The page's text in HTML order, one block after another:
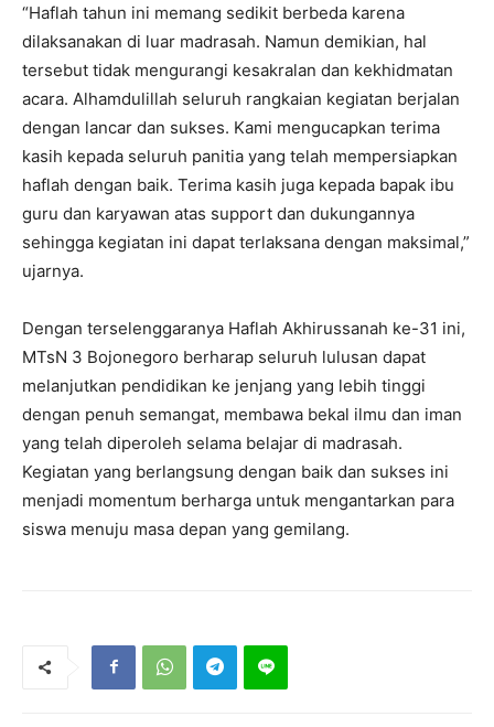
“Haflah tahun ini memang sedikit berbeda karena
dilaksanakan di luar madrasah. Namun demikian, hal
tersebut tidak mengurangi kesakralan dan kekhidmatan
acara. Alhamdulillah seluruh rangkaian kegiatan berjalan
dengan lancar dan sukses. Kami mengucapkan terima
kasih kepada seluruh panitia yang telah mempersiapkan
haflah dengan baik. Terima kasih juga kepada bapak ibu
guru dan karyawan atas support dan dukungannya
sehingga kegiatan ini dapat terlaksana dengan maksimal,”
ujarnya.
Dengan terselenggaranya Haflah Akhirussanah ke-31 ini,
MTsN 3 Bojonegoro berharap seluruh lulusan dapat
melanjutkan pendidikan ke jenjang yang lebih tinggi
dengan penuh semangat, membawa bekal ilmu dan iman
yang telah diperoleh selama belajar di madrasah.
Kegiatan yang berlangsung dengan baik dan sukses ini
menjadi momentum berharga untuk mengantarkan para
siswa menuju masa depan yang gemilang.